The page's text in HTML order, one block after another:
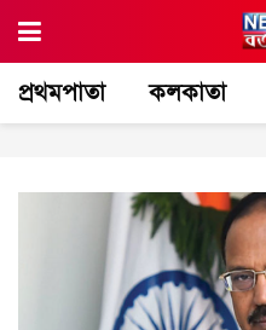
প্রথমপাতা কলকাতা